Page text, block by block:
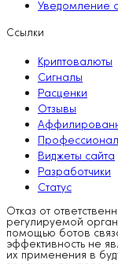
Уведомление
Ссылки
Криптовалюты
Сигналы
Расценки
Отзывы
Виджеты сайта
Разработчики
Статус
Отказ от
регулируемой
помощью ботов
эффективность не
их применения в